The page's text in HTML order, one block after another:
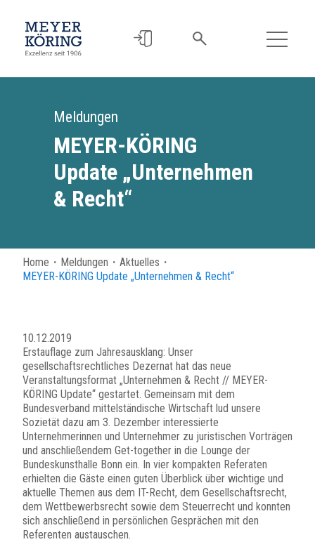
Meldungen
MEYER-KÖRING
Update „Unternehmen
& Recht“
Home ・ Meldungen ・ Aktuelles ・
MEYER-KÖRING Update „Unternehmen & Recht“
10.12.2019
Erstauflage zum Jahresausklang: Unser
gesellschaftsrechtliches Dezernat hat das neue
Veranstaltungsformat „Unternehmen & Recht // MEYER-
KÖRING Update“ gestartet. Gemeinsam mit dem
Bundesverband mittelständische Wirtschaft lud unsere
Sozietät dazu am 3. Dezember interessierte
Unternehmerinnen und Unternehmer zu juristischen Vorträgen
und anschließendem Get-together in die Lounge der
Bundeskunsthalle Bonn ein. In vier kompakten Referaten
erhielten die Gäste einen guten Überblick über wichtige und
aktuelle Themen aus dem IT-Recht, dem Gesellschaftsrecht,
dem Wettbewerbsrecht sowie dem Steuerrecht und konnten
sich anschließend in persönlichen Gesprächen mit den
Referenten austauschen.